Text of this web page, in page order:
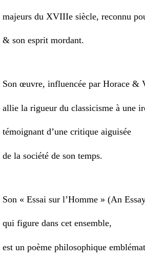
majeurs du XVIIIe siècle, reconnu
& son esprit mordant.
Son œuvre, influencée par Horace &
allie la rigueur du classicisme à une
témoignant d’une critique aiguisée
de la société de son temps.
Son « Essai sur l’Homme » (An
qui figure dans cet ensemble,
est un poème philosophique